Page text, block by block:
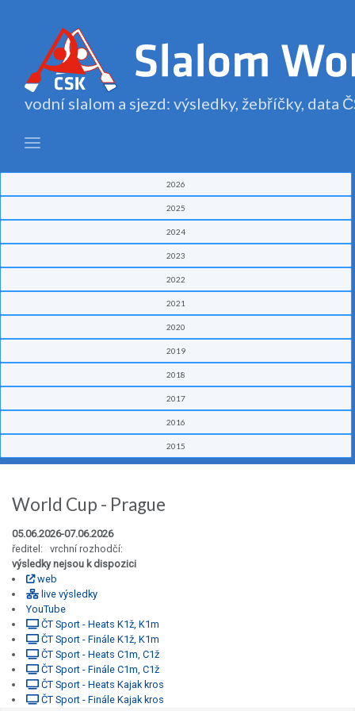
vodní slalom a sjezd: výsledky, žebříčky, data
2026
2025
2024
2023
2022
2021
2020
2019
2018
2017
2016
2015
World Cup - Prague
05.06.2026-07.06.2026
ředitel: vrchní rozhodčí:
výsledky nejsou k dispozici
web
live výsledky
YouTube
ČT Sport - Heats K1ž, K1m
ČT Sport - Finále K1ž, K1m
ČT Sport - Heats C1m, C1ž
ČT Sport - Finále C1m, C1ž
ČT Sport - Heats Kajak kros
ČT Sport - Finále Kajak kros